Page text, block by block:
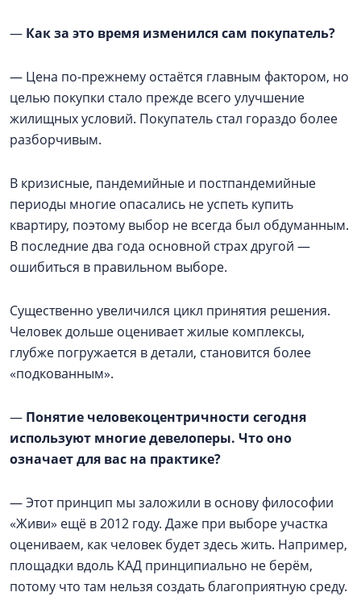
— Как за это время изменился сам покупатель?
— Цена по-прежнему остаётся главным фактором, но
целью покупки стало прежде всего улучшение
жилищных условий. Покупатель стал гораздо более
разборчивым.
В кризисные, пандемийные и постпандемийные
периоды многие опасались не успеть купить
квартиру, поэтому выбор не всегда был обдуманным.
В последние два года основной страх другой —
ошибиться в правильном выборе.
Существенно увеличился цикл принятия решения.
Человек дольше оценивает жилые комплексы,
глубже погружается в детали, становится более
«подкованным».
— Понятие человекоцентричности сегодня
используют многие девелоперы. Что оно
означает для вас на практике?
— Этот принцип мы заложили в основу философии
«Живи» ещё в 2012 году. Даже при выборе участка
оцениваем, как человек будет здесь жить. Например,
площадки вдоль КАД принципиально не берём,
потому что там нельзя создать благоприятную среду.